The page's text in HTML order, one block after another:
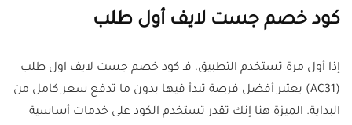
كود خصم جست لايف أول طلب
إذا أول مرة تستخدم التطبيق، فـ كود خصم جست لايف اول طلب
(AC31) يعتبر أفضل فرصة تبدأ فيها بدون ما تدفع سعر كامل من
البداية. الميزة هنا إنك تقدر تستخدم الكود على خدمات أساسية